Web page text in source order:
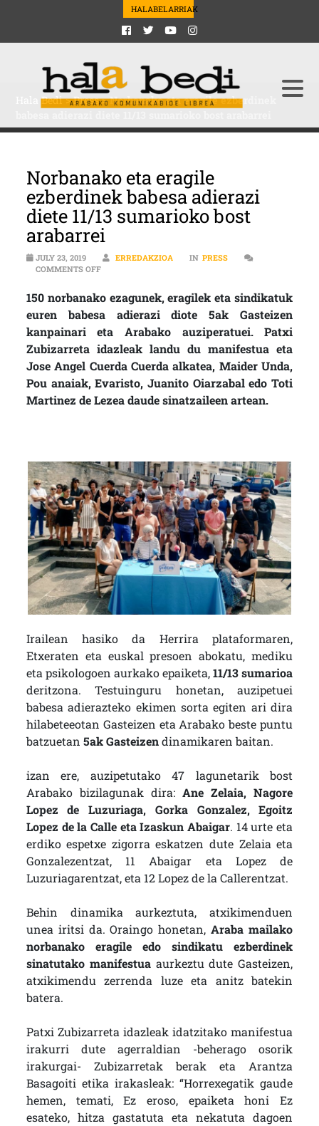
HALABELARRIAK
Hala Bedi>Press>Norbanako eta eragile ezberdinek
Norbanako eta eragile
ezberdinek babesa adierazi
diete 11/13 sumarioko bost
arabarrei
JULY 23, 2019 ERREDAKZIOA IN PRESS
COMMENTS OFFON NORBANAKO ETA ERAGILE EZBERDINEK BABESA
150 norbanako ezagunek, eragilek eta sindikatuk
euren babesa adierazi diote 5ak Gasteizen
kanpainari eta Arabako auziperatuei. Patxi
Zubizarreta idazleak landu du manifestua eta
Jose Angel Cuerda Cuerda alkatea, Maider Unda,
Pou anaiak, Evaristo, Juanito Oiarzabal edo Toti
Martinez de Lezea daude sinatzaileen artean.
Irailean hasiko da Herrira plataformaren,
Etxeraten eta euskal presoen abokatu, mediku
eta psikologoen aurkako epaiketa,11/13 sumarioa
deritzona. Testuinguru honetan, auzipetuei
babesa adierazteko ekimen sorta egiten ari dira
hilabeteeotan Gasteizen eta Arabako beste puntu
batzuetan 5ak Gasteizendinamikaren baitan.
izan ere, auzipetutako 47 lagunetarik bost
Arabako bizilagunak dira:Ane Zelaia, Nagore
Lopez de Luzuriaga, Gorka Gonzalez, Egoitz
Lopez de la Calle eta Izaskun Abaigar. 14 urte eta
erdiko espetxe zigorra eskatzen dute Zelaia eta
Gonzalezentzat, 11 Abaigar eta Lopez de
Luzuriagarentzat, eta 12 Lopez de la Callerentzat.
Behin dinamika aurkeztuta, atxikimenduen
unea iritsi da. Oraingo honetan,Araba mailako
norbanako eragile edo sindikatu ezberdinek
sinatutako manifestuaaurkeztu dute Gasteizen,
atxikimendu zerrenda luze eta anitz batekin
batera.
Patxi Zubizarreta idazleak idatzitako manifestua
irakurri dute agerraldian -beherago osorik
irakurgai- Zubizarretak berak eta Arantza
Basagoiti etika irakasleak: “Horrexegatik gaude
hemen, temati, Ez eroso, epaiketa honi Ez
esateko, hitza gastatuta eta nekatuta dagoen